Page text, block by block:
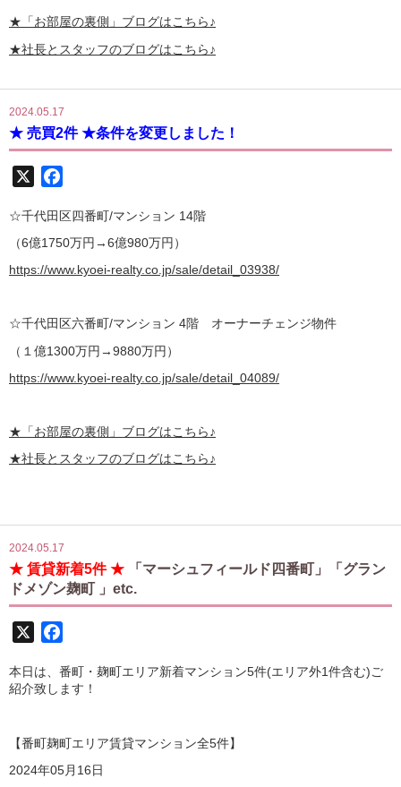
★ 「お部屋の裏側」 ブログはこちら♪
★社長とスタッフのブログはこちら♪
2024.05.17
★ 売買2件 ★条件を変更しました！
☆千代田区四番町/マンション 14階
（6億1750万円→6億980万円）
https://www.kyoei-realty.co.jp/sale/detail_03938/
☆千代田区六番町/マンション 4階 オーナーチェンジ物件
（１億1300万円→9880万円）
https://www.kyoei-realty.co.jp/sale/detail_04089/
★ 「お部屋の裏側」 ブログはこちら♪
★社長とスタッフのブログはこちら♪
2024.05.17
★ 賃貸新着5件 ★
「マーシュフィールド四番町」「グラン
ドメゾン麹町 」etc.
本日は、番町・麹町エリア新着マンション5件(エリア外1件含む)ご
紹介致します！
【番町麹町エリア賃貸マンション全5件】
2024年05月16日